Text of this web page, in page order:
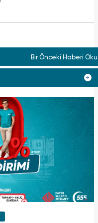
Bir Önceki Haberi Oku